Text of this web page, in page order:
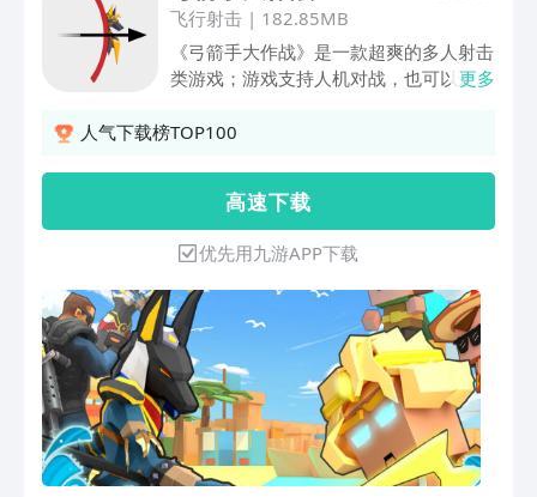
飞行射击| 182.85MB
《弓箭手大作战》是一款超爽的多人射击
类游戏；游戏支持人机对战，也可以进行
新颖，让人欲罢不能！你在游戏中将成为
么？拉上你的三五好友，一起来加入弓箭
手大作战，展现你们的非凡箭技吧！
更多
人气下载榜TOP100
高 速 下 载
优先用九游APP下载